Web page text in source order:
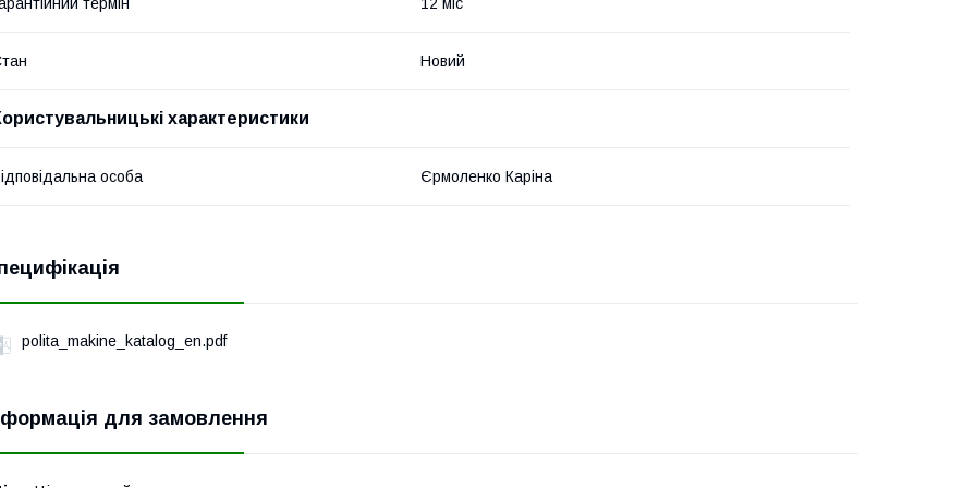
термін 12 міс
Новий
характеристики
особа Єрмоленко Каріна
polita_makine_katalog_en.pdf
для замовлення